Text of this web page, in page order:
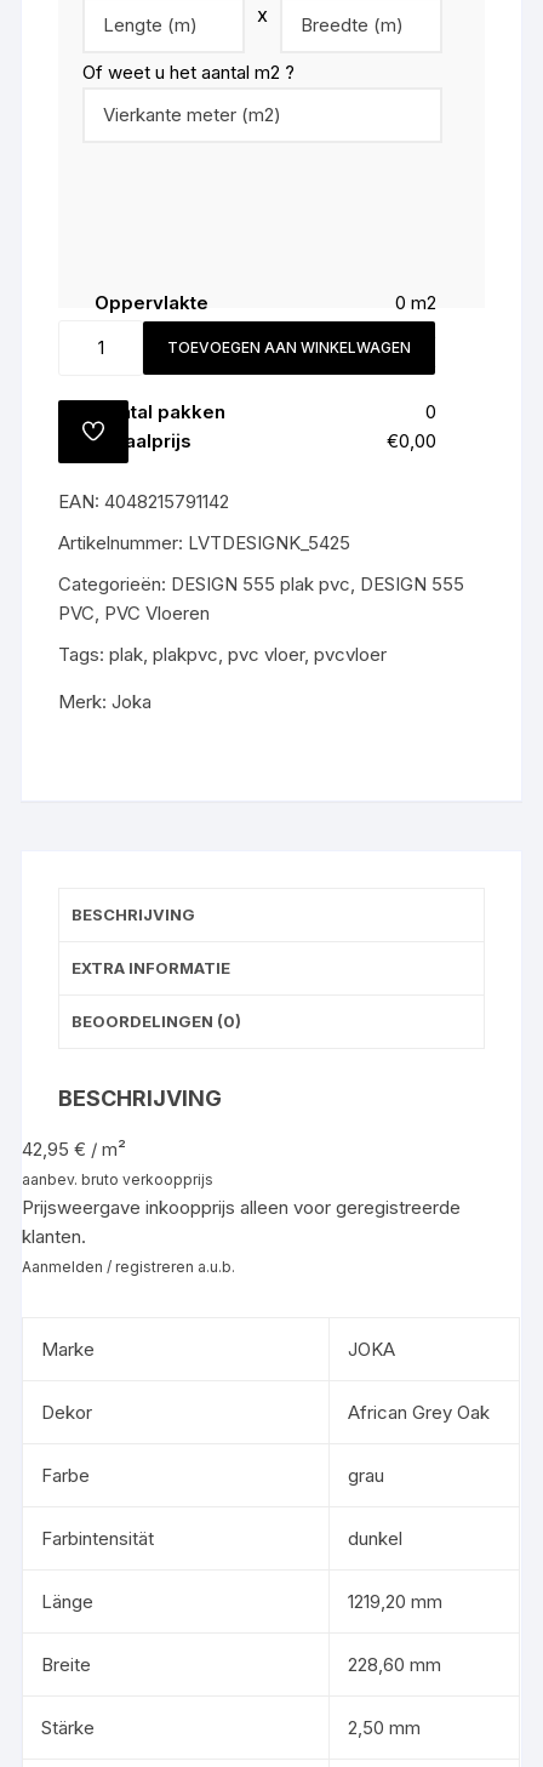
x
Of weet u het aantal m2 ?
Oppervlakte 0 m2
Snijverlies (
m2
Totaal
0 m2
Aantal pakken
0
Totaalprijs
€0,00
African
Oak
prijs
€55,-
gratis
gelegd
aantal
TOEVOEGEN AAN WINKELWAGEN
TOEVOEGEN
AAN
EAN:4048215791142
Artikelnummer: LVTDESIGNK_5425
Categorieën: DESIGN 555 plak pvc DESIGN 555
PVC PVC Vloeren
Tags:plak ,plakpvc ,pvc vloer,pvcvloer
Merk:Joka
BESCHRIJVING
EXTRA INFORMATIE
BEOORDELINGEN (0)
BESCHRIJVING
42,95 € / m²
aanbev. bruto verkoopprijs
Prijsweergave inkoopprijs alleen voor geregistreerde
klanten.
Aanmelden / registreren a.u.b.
Marke JOKA
Dekor African Grey Oak
Farbe grau
Farbintensität dunkel
Länge 1219,20 mm
Breite 228,60 mm
Stärke 2,50 mm